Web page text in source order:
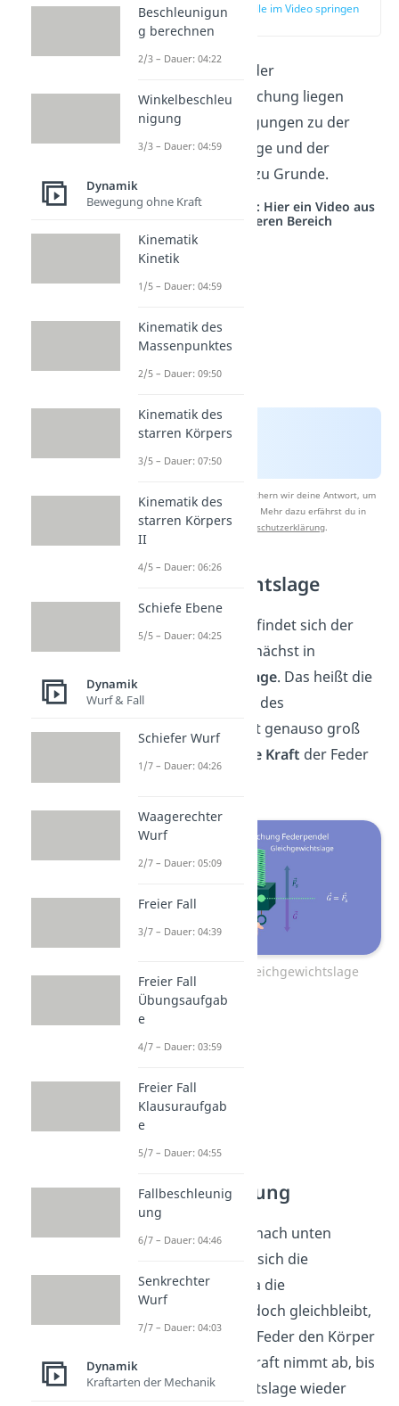
zur Stelle im Video springen
Der Aufstellung der
Schwingungsgleichung liegen
folgende Überlegungen zu der
Gleichgewichtslage und der
Beschleunigung zu Grunde.
Studyflix vernetzt: Hier ein Video aus
einem anderen Bereich
Nach Beantwortung speichern wir deine Antwort, um
Studyflix zu verbessern. Mehr dazu erfährst du in
unsererDatenschutzerklärung.
Gleichgewichtslage
Grundsätzlich befindet sich der
Pendelkörper zunächst in
Gleichgewichtslage. Das heißt die
Gewichtskraft
des
Pendelkörpers ist genauso groß
elastische Kraft der Feder
Federpendel Gleichgewichtslage
Beschleunigung
Wird der Körper nach unten
gezogen, erhöht sich die
Federkraft
. Da die
Gewichtskraft jedoch gleichbleibt,
beschleunigt die Feder den Körper
nach oben. Die Kraft nimmt ab, bis
die Gleichgewichtslage wieder
Beschleunigun
g berechnen
2/3 – Dauer: 04:22
Winkelbeschleu
nigung
3/3 – Dauer: 04:59
Dynamik
Bewegung ohne Kraft
Kinematik
Kinetik
1/5 – Dauer: 04:59
Kinematik des
Massenpunktes
2/5 – Dauer: 09:50
Kinematik des
starren Körpers
3/5 – Dauer: 07:50
Kinematik des
starren Körpers
II
4/5 – Dauer: 06:26
Schiefe Ebene
5/5 – Dauer: 04:25
Dynamik
Wurf & Fall
Schiefer Wurf
1/7 – Dauer: 04:26
Waagerechter
Wurf
2/7 – Dauer: 05:09
Freier Fall
3/7 – Dauer: 04:39
Freier Fall
Übungsaufgab
e
4/7 – Dauer: 03:59
Freier Fall
Klausuraufgab
e
5/7 – Dauer: 04:55
Fallbeschleunig
ung
6/7 – Dauer: 04:46
Senkrechter
Wurf
7/7 – Dauer: 04:03
Dynamik
Kraftarten der Mechanik